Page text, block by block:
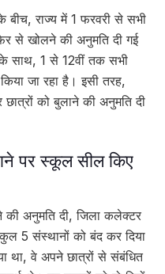
बीच, राज्य में 1 फरवरी से सभी
से खोलने की अनुमति दी गई
साथ, 1 से 12वीं तक सभी
जा रहा है। इसी तरह,
छात्रों को बुलाने की अनुमति दी
पर स्कूल सील किए
अनुमति दी, जिला कलेक्टर
5 संस्थानों को बंद कर दिया
था, वे अपने छात्रों से संबंधित